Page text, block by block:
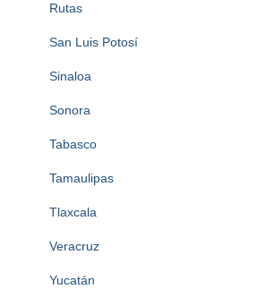
Rutas
San Luis Potosí
Sinaloa
Sonora
Tabasco
Tamaulipas
Tlaxcala
Veracruz
Yucatán